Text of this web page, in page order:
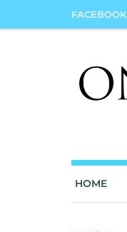
FACEBOOK
HOME